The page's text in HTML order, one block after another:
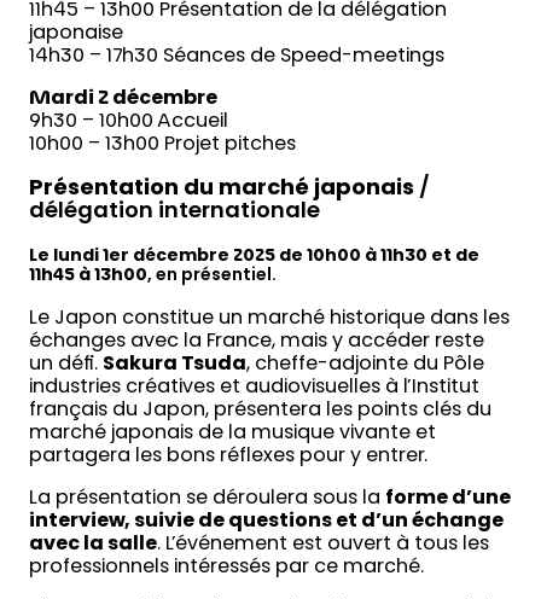
11h45 – 13h00 Présentation de la délégation
japonaise
14h30 – 17h30 Séances de Speed-meetings
Mardi 2 décembre
9h30 – 10h00 Accueil
10h00 – 13h00 Projet pitches
Présentation du marché japonais /
délégation internationale
Le lundi 1er décembre 2025 de 10h00 à 11h30 et de
11h45 à 13h00, en présentiel.
Le Japon constitue un marché historique dans les
échanges avec la France, mais y accéder reste
un défi. Sakura Tsuda, cheffe-adjointe du Pôle
industries créatives et audiovisuelles à l’Institut
français du Japon, présentera les points clés du
marché japonais de la musique vivante et
partagera les bons réflexes pour y entrer.
La présentation se déroulera sous la forme d’une
interview, suivie de questions et d’un échange
avec la salle. L’événement est ouvert à tous les
professionnels intéressés par ce marché.